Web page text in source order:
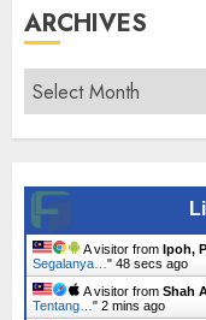
ARCHIVES
Archives
A visitor from Ipoh,
Segalanya… " 49 secs ago
A visitor from Shah
Tentang… " 2 mins ago